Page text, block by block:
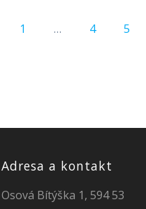
Stránka
1 … Stránka
4 5
Adresa a kontakt
Osová Bítýška 1, 594 53